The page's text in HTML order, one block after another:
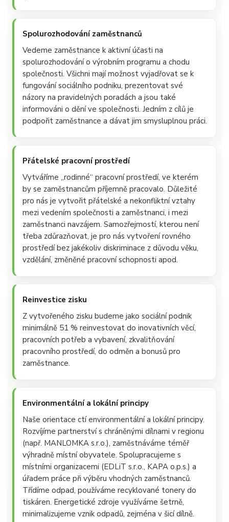
Spolurozhodování zaměstnanců
Vedeme zaměstnance k aktivní účasti na
spolurozhodování o výrobním programu a chodu
společnosti. Všichni mají možnost vyjadřovat se k
fungování sociálního podniku, prezentovat své
názory na pravidelných poradách a jsou také
informováni o dění ve společnosti. Jedním z cílů je
podpořit zaměstnance a dávat jim smysluplnou práci.
Přátelské pracovní prostředí
Vytváříme „rodinné“ pracovní prostředí, ve kterém
by se zaměstnancům příjemně pracovalo. Důležité
pro nás je vytvořit přátelské a nekonfliktní vztahy
mezi vedením společnosti a zaměstnanci, i mezi
zaměstnanci navzájem. Samozřejmostí, kterou není
třeba zdůrazňovat, je pro nás vytvoření rovného
prostředí bez jakékoliv diskriminace z důvodu věku,
vzdělání, změněné pracovní schopnosti apod.
Reinvestice zisku
Z vytvořeného zisku budeme jako sociální podnik
minimálně 51 % reinvestovat do inovativních věcí,
pracovních potřeb a vybavení, zkvalitňování
pracovního prostředí, do odměn a bonusů pro
zaměstnance.
Environmentální a lokální principy
Naše orientace ctí environmentální a lokální principy.
Rozvíjíme partnerství s chráněnými dílnami v regionu
(např. MANLOMKA s.r.o.), zaměstnáváme téměř
výhradně místní obyvatele. Spolupracujeme s
místními organizacemi (EDLiT s.r.o., KAPA o.p.s.) a
úřadem práce při výběru vhodných zaměstnanců.
Třídíme odpad, používáme recyklované tonery do
tiskáren. Energetické zdroje využíváme šetrně,
minimalizujeme vznik odpadů, zejména v šicí dílně.